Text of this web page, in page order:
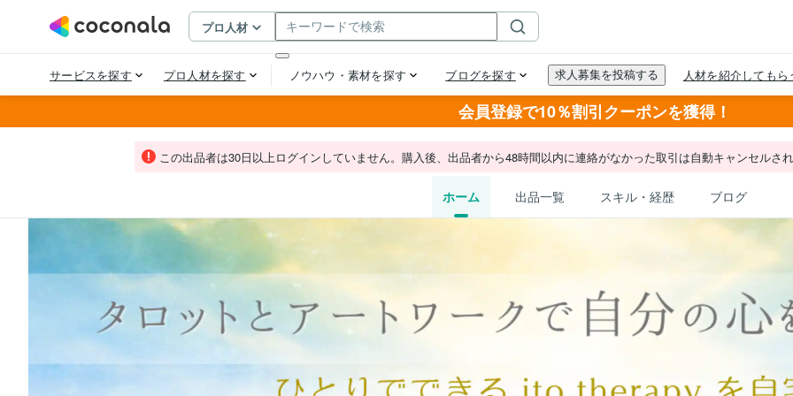
会員登録で10％割引クーポンを獲得！
この出品者は30日以上ログインしていません。購入後、出品者から48時間以内に連絡がなかった取引は自動キャンセルさ
ホーム 出品一覧 スキル・経歴 ブログ